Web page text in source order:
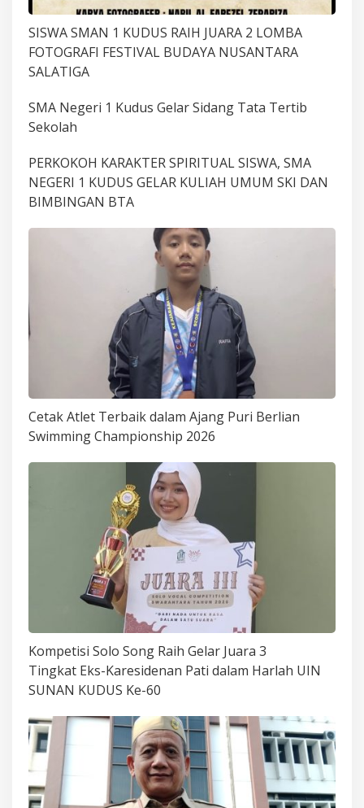
SISWA SMAN 1 KUDUS RAIH JUARA 2 LOMBA
FOTOGRAFI FESTIVAL BUDAYA NUSANTARA
SALATIGA
SMA Negeri 1 Kudus Gelar Sidang Tata Tertib
Sekolah
PERKOKOH KARAKTER SPIRITUAL SISWA, SMA
NEGERI 1 KUDUS GELAR KULIAH UMUM SKI DAN
BIMBINGAN BTA
Cetak Atlet Terbaik dalam Ajang Puri Berlian
Swimming Championship 2026
Kompetisi Solo Song Raih Gelar Juara 3
Tingkat Eks-Karesidenan Pati dalam Harlah UIN
SUNAN KUDUS Ke-60